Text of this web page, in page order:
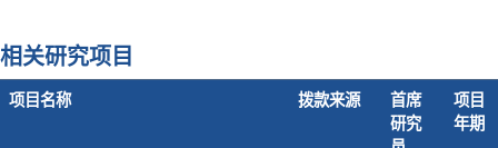
相关研究项目
项目名称 拨款来源
首席
研究
项目
年期